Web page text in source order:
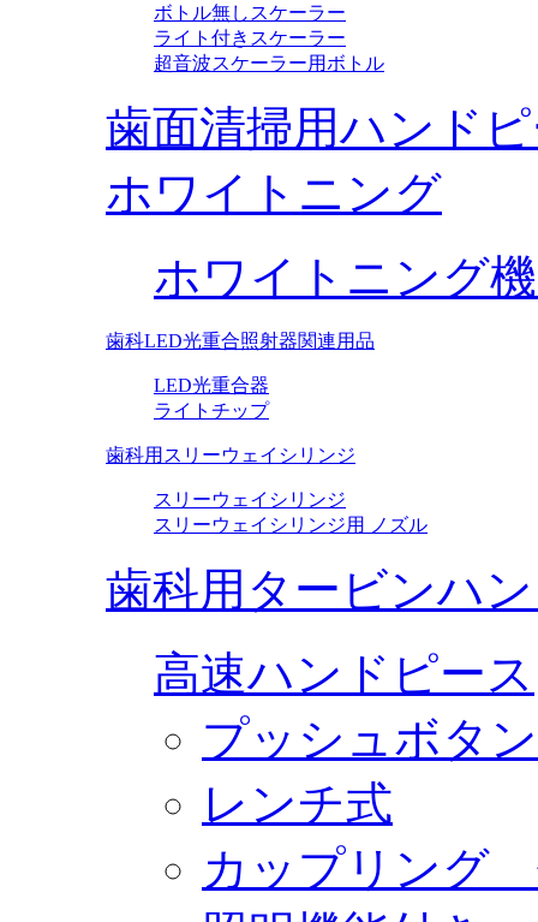
ボトル無しスケーラー
ライト付きスケーラー
超音波スケーラー用ボトル
歯面清掃用ハンド
ホワイトニング
ホワイトニング
歯科LED光重合照射器関連用品
LED光重合器
ライトチップ
歯科用スリーウェイシリンジ
スリーウェイシリンジ
スリーウェイシリンジ用 ノズル
歯科用タービンハ
高速ハンドピース
プッシュボタン
レンチ式
カップリング